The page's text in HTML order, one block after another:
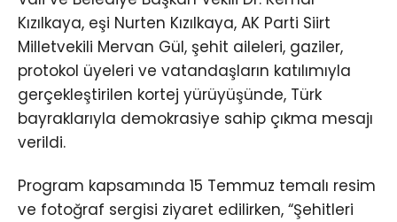
Kızılkaya, eşi Nurten Kızılkaya, AK Parti Siirt
Milletvekili Mervan Gül, şehit aileleri, gaziler,
protokol üyeleri ve vatandaşların katılımıyla
gerçekleştirilen kortej yürüyüşünde, Türk
bayraklarıyla demokrasiye sahip çıkma mesajı
verildi.
Program kapsamında 15 Temmuz temalı resim
ve fotoğraf sergisi ziyaret edilirken, “Şehitleri